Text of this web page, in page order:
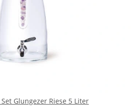
Glungezer Riese 5 Liter